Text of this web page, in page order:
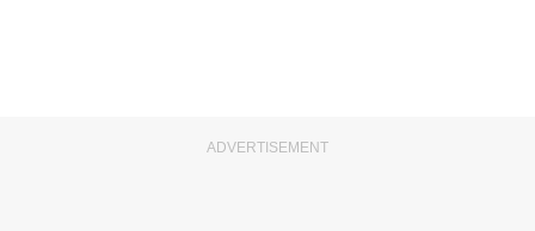
ADVERTISEMENT